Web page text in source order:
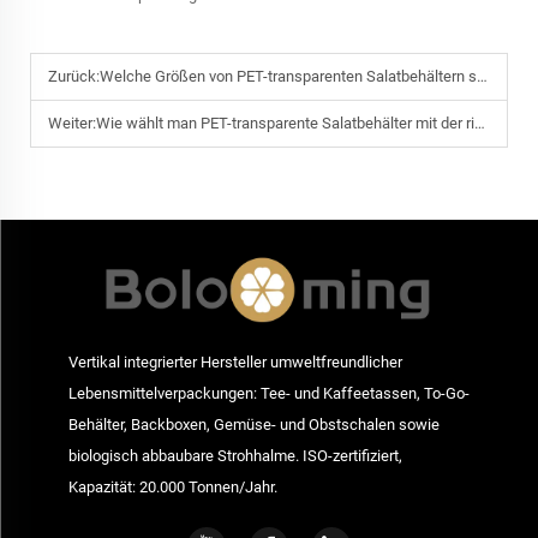
Zurück:Welche Größen von PET-transparenten Salatbehältern sind für Salate zum Mitnehmen am beliebtesten?
Weiter:Wie wählt man PET-transparente Salatbehälter mit der richtigen Belüftung für Blattgemüse aus?
Vertikal integrierter Hersteller umweltfreundlicher
Lebensmittelverpackungen: Tee- und Kaffeetassen, To-Go-
Behälter, Backboxen, Gemüse- und Obstschalen sowie
biologisch abbaubare Strohhalme. ISO-zertifiziert,
Kapazität: 20.000 Tonnen/Jahr.